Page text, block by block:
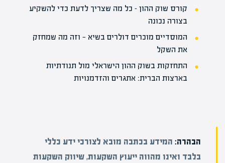
קורס שוק ההון – כל מה שצריך לדעת כדי להשקיע
בצורה נכונה
המוסדיים מוכרים דולרים בשיא — וזה מה שמחזק
את השקל
התחזקות בשוק ההון הישראלי מול תנודתיות
בארצות הברית: אתגרים והזדמנויות
הבהרה: המידע בכתבה מובא לצורכי ידע כללי
בלבד ואינו מהווה ייעוץ השקעות, שיווק השקעות